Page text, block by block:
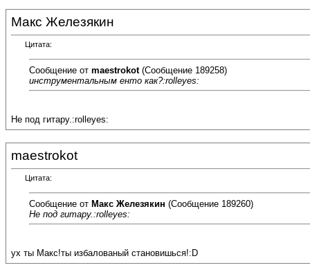
Макс Железякин
Цитата:
Сообщение от maestrokot(Сообщение 189258)
инструментальным енто как?:rolleyes:
Не под гитару.:rolleyes:
maestrokot
Цитата:
Сообщение от Макс Железякин (Сообщение 189260)
Не под гитару.:rolleyes:
ух ты Макс!ты избалованый становишься!:D